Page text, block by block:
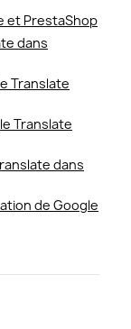
et PrestaShop
dans
Translate
Translate
dans
de Google